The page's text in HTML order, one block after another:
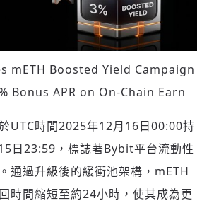
mETH Boosted Yield Campaign
Bonus APR on On-Chain Earn
UTC時間2025年12月16日00:00持
日23:59，標誌著Bybit平台流動性
通過升級後的緩衝池架構，mETH
時間縮短至約24小時，使其成為更